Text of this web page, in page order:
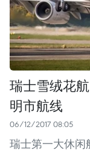
瑞士雪绒花
明市航线
06/12/2017 08:05
瑞士第一大休闲